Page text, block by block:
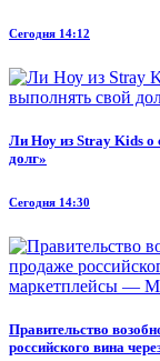
Сегодня 14:12
Ли Ноу из Stray Kids о
долг»
Сегодня 14:30
Правительство
российского вина